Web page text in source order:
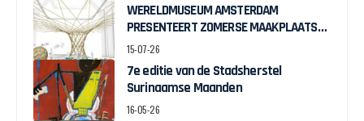
WERELDMUSEUM AMSTERDAM
PRESENTEERT ZOMERSE MAAKPLAATS
MUCH TO DO WITH BAMBOO
15-07-26
7e editie van de Stadsherstel
Surinaamse Maanden
16-05-26